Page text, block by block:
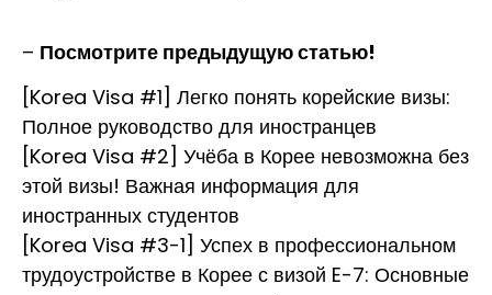
– Посмотрите предыдущую статью!
[Korea Visa #1] Легко понять корейские визы:
Полное руководство для иностранцев
[Korea Visa #2] Учёба в Корее невозможна без
этой визы! Важная информация для
иностранных студентов
[Korea Visa #3-1] Успех в профессиональном
трудоустройстве в Корее с визой E-7: Основные